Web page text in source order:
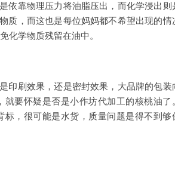
依靠物理压力将油脂压出，而化学浸出则
，而这也是每位妈妈都不希望出现的情
化学物质残留在油中。
印刷效果，还是密封效果，大品牌的包装
要怀疑是否是小作坊代加工的核桃油了
，很可能是水货，质量问题是得不到够